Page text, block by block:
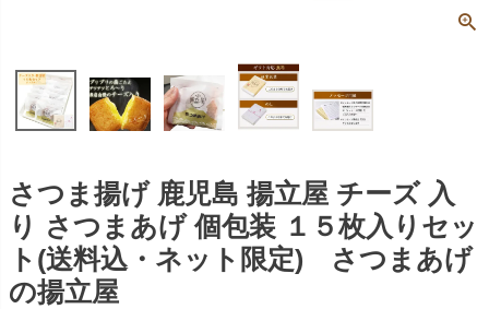
さつま揚げ 鹿児島 揚立屋 チーズ 入
り さつまあげ 個包装 １５枚入りセッ
ト(送料込・ネット限定) さつまあげ
の揚立屋